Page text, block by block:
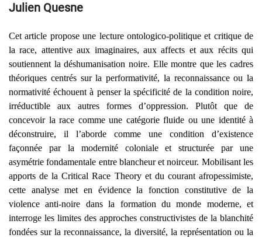
Julien Quesne
Cet article propose une lecture ontologico-politique et critique de
la race, attentive aux imaginaires, aux affects et aux récits qui
soutiennent la déshumanisation noire. Elle montre que les cadres
théoriques centrés sur la performativité, la reconnaissance ou la
normativité échouent à penser la spécificité de la condition noire,
irréductible aux autres formes d’oppression. Plutôt que de
concevoir la race comme une catégorie fluide ou une identité à
déconstruire, il l’aborde comme une condition d’existence
façonnée par la modernité coloniale et structurée par une
asymétrie fondamentale entre blancheur et noirceur. Mobilisant les
apports de la Critical Race Theory et du courant afropessimiste,
cette analyse met en évidence la fonction constitutive de la
violence anti-noire dans la formation du monde moderne, et
interroge les limites des approches constructivistes de la blanchité
fondées sur la reconnaissance, la diversité, la représentation ou la